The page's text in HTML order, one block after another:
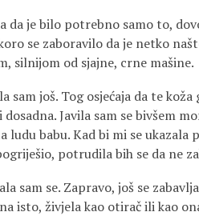
da je bilo potrebno samo to,
se zaboravilo da je netko
silnijom od sjajne, crne mašine.
sam još. Tog osjećaja da te
dosadna. Javila sam se bivšem
ludu babu. Kad bi mi se
potrudila bih se da ne
sam se. Zapravo, još se
isto, živjela kao otirač ili kao